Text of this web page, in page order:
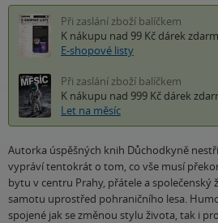
Při zaslání zboží balíčkem
K nákupu nad 99 Kč dárek
E-shopové listy
Při zaslání zboží balíčkem
K nákupu nad 999 Kč dárek
Let na měsíc
Autorka úspěšných knih Důchodkyně
vypráví tentokrát o tom, co vše musí
bytu v centru Prahy, přátele a společenský
samotu uprostřed pohraničního lesa.
spojené jak se změnou stylu života, tak i